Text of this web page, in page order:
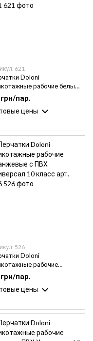
621
Doloni
рабочие белые
"Волна" Универсал 10
арт. 621
пар.
цены
526
Doloni
рабочие
с ПВХ Универсал
класс арт. 526
пар.
цены